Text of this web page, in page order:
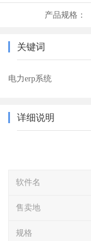
产品规格：
关键词
电力erp系统
详细说明
软件名
售卖地
规格